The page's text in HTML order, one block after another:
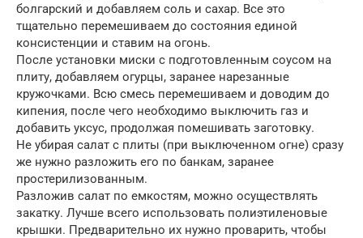
болгарский и добавляем соль и сахар. Все это
тщательно перемешиваем до состояния единой
консистенции и ставим на огонь.
После установки миски с подготовленным соусом на
плиту, добавляем огурцы, заранее нарезанные
кружочками. Всю смесь перемешиваем и доводим до
кипения, после чего необходимо выключить газ и
добавить уксус, продолжая помешивать заготовку.
Не убирая салат с плиты (при выключенном огне) сразу
же нужно разложить его по банкам, заранее
простерилизованным.
Разложив салат по емкостям, можно осуществлять
закатку. Лучше всего использовать полиэтиленовые
крышки. Предварительно их нужно проварить, чтобы